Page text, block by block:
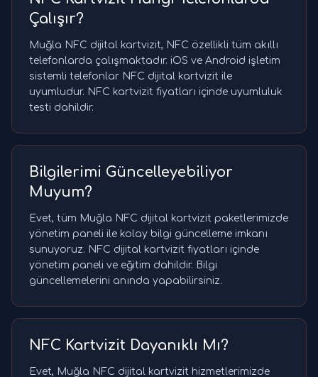
Çalışır?
Muğla NFC dijital kartvizit, NFC özellikli tüm akıllı
telefonlarda çalışmaktadır. iOS ve Android işletim
sistemli telefonlar NFC dijital kartvizit ile
uyumludur. NFC kartvizit fiyatları içinde uyumluluk
testi dahildir.
Bilgilerimi Güncelleyebiliyor
Muyum?
Evet, tüm Muğla NFC dijital kartvizit paketlerimizde
yönetim paneli ile kolay bilgi güncelleme imkanı
sunuyoruz. NFC dijital kartvizit fiyatları içinde
yönetim paneli ve eğitim dahildir. Bilgi
güncellemelerini anında yapabilirsiniz.
NFC Kartvizit Dayanıklı Mı?
Evet, Muğla NFC dijital kartvizit hizmetlerimizde